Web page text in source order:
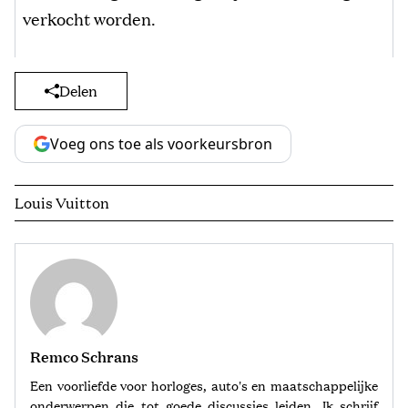
verkocht worden.
Delen
Voeg ons toe als voorkeursbron
Louis Vuitton
Remco Schrans
Een voorliefde voor horloges, auto's en maatschappelijke